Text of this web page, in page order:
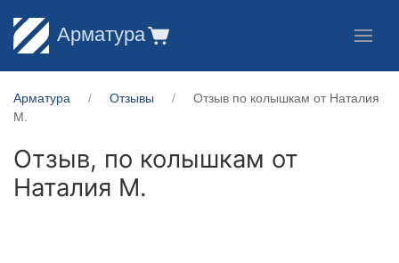
Арматура
Арматура Отзывы
Отзыв по колышкам от Наталия
М.
Отзыв, по колышкам от
Наталия М.